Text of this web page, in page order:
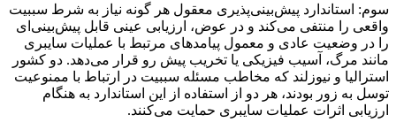
سوم: استاندارد پیش‌بینی‌پذیری معقول هر گونه نیاز به شرط سببیت
واقعی را منتفی می‌کند و در عوض، ارزیابی عینی قابل پیش‌بینی‌ای
را در وضعیت عادی و معمول پیامدهای مرتبط با عملیات سایبری
مانند مرگ، آسیب فیزیکی یا تخریب پیش رو قرار می‌دهد. دو کشور
استرالیا و نیوزلند که مخاطب مسئله سببیت در ارتباط با ممنوعیت
توسل به زور بودند، هر دو از استفاده از این استاندارد به هنگام
ارزیابی اثرات عملیات سایبری حمایت می‌کنند.